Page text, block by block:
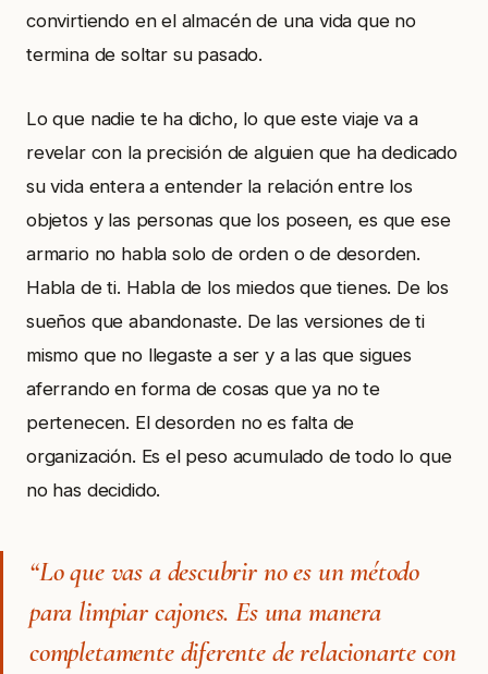
convirtiendo en el almacén de una vida que no
termina de soltar su pasado.
Lo que nadie te ha dicho, lo que este viaje va a
revelar con la precisión de alguien que ha dedicado
su vida entera a entender la relación entre los
objetos y las personas que los poseen, es que ese
armario no habla solo de orden o de desorden.
Habla de ti. Habla de los miedos que tienes. De los
sueños que abandonaste. De las versiones de ti
mismo que no llegaste a ser y a las que sigues
aferrando en forma de cosas que ya no te
pertenecen. El desorden no es falta de
organización. Es el peso acumulado de todo lo que
no has decidido.
“Lo que vas a descubrir no es un método
para limpiar cajones. Es una manera
completamente diferente de relacionarte con